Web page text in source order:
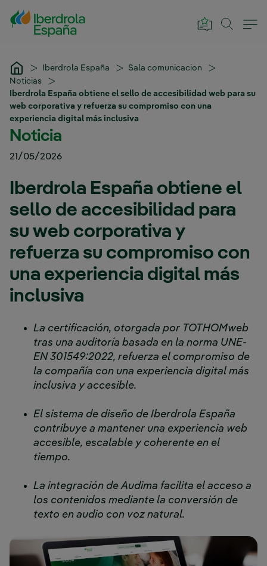
Saltar al contenido principal
Iberdrola España
Sala comunicacion
Noticias
Iberdrola España obtiene el sello de accesibilidad web para su
web corporativa y refuerza su compromiso con una
experiencia digital más inclusiva
Noticia
21/05/2026
Iberdrola España obtiene el
sello de accesibilidad para
su web corporativa y
refuerza su compromiso con
una experiencia digital más
inclusiva
La certificación, otorgada por TOTHOMweb
tras una auditoría basada en la norma UNE-
EN 301549:2022, refuerza el compromiso de
la compañía con una experiencia digital más
inclusiva y accesible.
El sistema de diseño de Iberdrola España
contribuye a mantener una experiencia web
accesible, escalable y coherente en el
tiempo.
La integración de Audima facilita el acceso a
los contenidos mediante la conversión de
texto en audio con voz natural.